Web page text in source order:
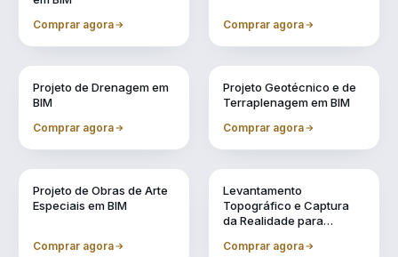
Comprar agora Comprar agora
Projeto de Drenagem em
BIM
Comprar agora
Projeto Geotécnico e de
Terraplenagem em BIM
Comprar agora
Projeto de Obras de Arte
Especiais em BIM
Comprar agora
Levantamento
Topográfico e Captura
da Realidade para
Comprar agora